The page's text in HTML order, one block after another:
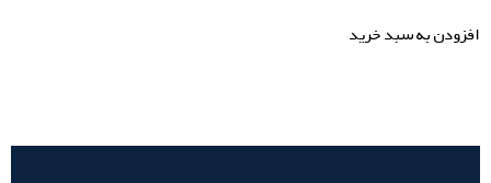
افزودن به سبد خرید